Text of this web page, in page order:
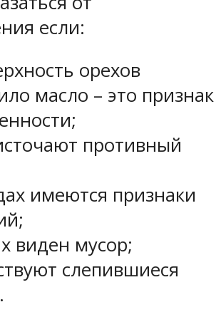
если:
орехов
масло – это признак
противный
имеются признаки
виден мусор;
слепившиеся